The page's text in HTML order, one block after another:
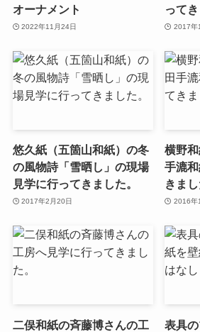
オーナメント
2022年11月24日
って
2017年
悠久紙（五箇山和紙）の冬
の風物詩「雪晒し」の現場
見学に行ってきました。
2017年2月20日
横野
手漉
きまし
2016年
二俣和紙の斉藤博さんの工
表具